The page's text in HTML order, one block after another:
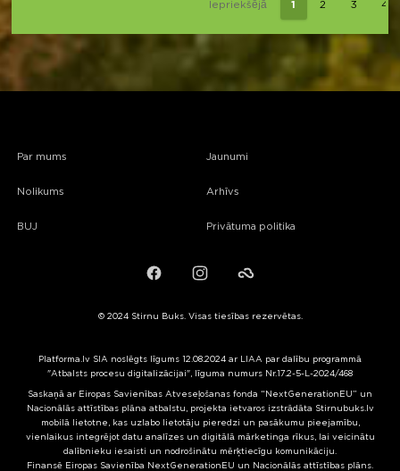
Iepriekšējā 1 2 3 4
Par mums
Nolikums
BUJ
Jaunumi
Arhīvs
Privātuma politika
FacebookInstagramFailiem.lv
© 2024 Stirnu Buks. Visas tiesības rezervētas.
Platforma.lv SIA noslēgts līgums 12.08.2024 ar LIAA par dalību programmā
"Atbalsts procesu digitalizācijai", līguma numurs Nr.17.2-5-L-2024/468
Saskaņā ar Eiropas Savienības Atveseļošanas fonda “NextGenerationEU” un
Nacionālās attīstības plāna atbalstu, projekta ietvaros izstrādāta Stirnubuks.lv
mobilā lietotne, kas uzlabo lietotāju pieredzi un pasākumu pieejamību,
vienlaikus integrējot datu analīzes un digitālā mārketinga rīkus, lai veicinātu
dalībnieku iesaisti un nodrošinātu mērķtiecīgu komunikāciju.
Finansē Eiropas Savienība NextGenerationEU un Nacionālās attīstības plāns.